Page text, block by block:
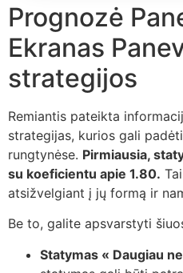
Prognozė
Ekranas
strategijos
Remiantis pateikta
strategijas, kurios gali
rungtynėse. Pirmiausia,
su koeficientu apie 1.80.
atsižvelgiant į jų formą ir
Be to, galite apsvarstyti
Statymas « Daugiau